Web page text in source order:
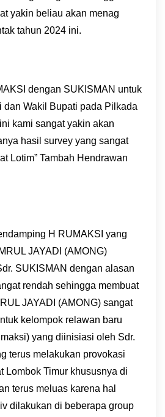
yakin beliau akan menag
tahun 2024 ini.
dengan SUKISMAN untuk
dan Wakil Bupati pada Pilkada
kami sangat yakin akan
hasil survey yang sangat
Lotim” Tambah Hendrawan
H RUMAKSI yang
JAYADI (AMONG)
SUKISMAN dengan alasan
rendah sehingga membuat
JAYADI (AMONG) sangat
kelompok relawan baru
yang diinisiasi oleh Sdr.
terus melakukan provokasi
Lombok Timur khususnya di
terus meluas karena hal
dilakukan di beberapa group